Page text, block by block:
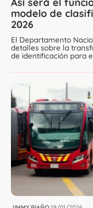
modelo de
2026
El Departamento
detalles sobre la
de identificación para